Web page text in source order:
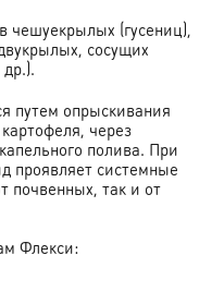
чешуекрылых (гусениц),
сосущих
путем опрыскивания
через
полива. При
проявляет системные
почвенных, так и от
Флекси: